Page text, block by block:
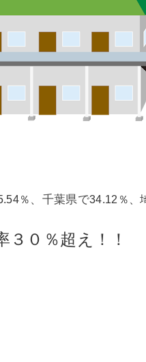
％ 、千葉県で34.12％、
０％超え！！